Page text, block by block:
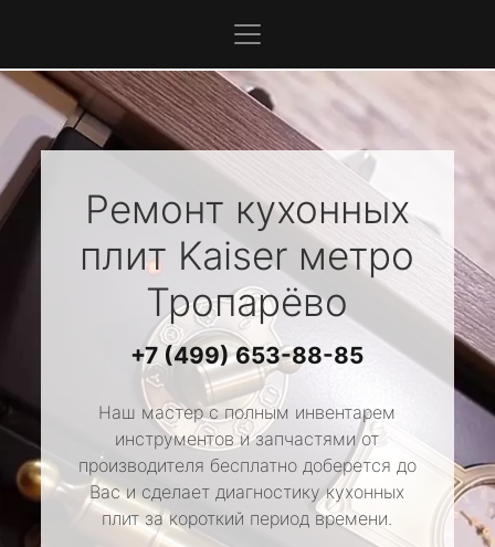
Ремонт кухонных
плит Kaiser метро
Тропарёво
+7 (499) 653-88-85
Наш мастер с полным инвентарем
инструментов и запчастями от
производителя бесплатно доберется до
Вас и сделает диагностику кухонных
плит за короткий период времени.